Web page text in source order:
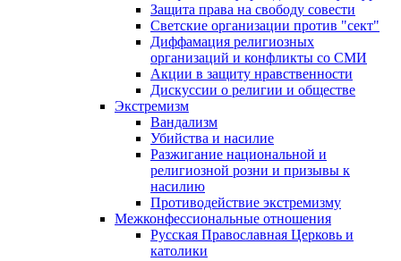
Защита права на свободу совести
Светские организации против "сект"
Диффамация религиозных
организаций и конфликты со СМИ
Акции в защиту нравственности
Дискуссии о религии и обществе
Экстремизм
Вандализм
Убийства и насилие
Разжигание национальной и
религиозной розни и призывы к
насилию
Противодействие экстремизму
Межконфессиональные отношения
Русская Православная Церковь и
католики